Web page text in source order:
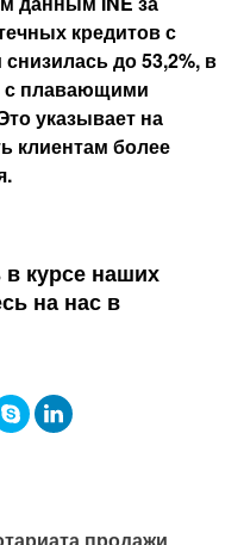
кредитов с
до 53,2%, в
с плавающими
указывает на
клиентам более
в курсе наших
на нас в